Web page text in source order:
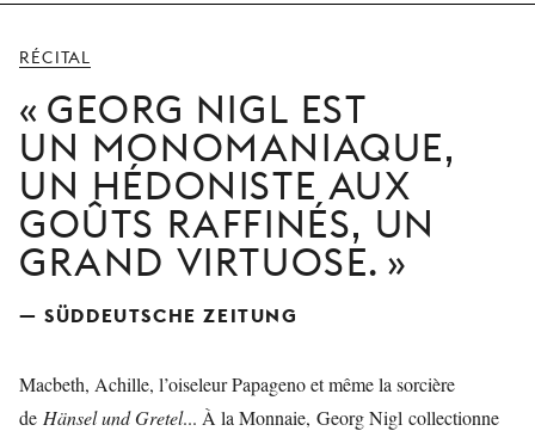
RÉCITAL
GEORG NIGL EST
UN MONOMANIAQUE,
UN HÉDONISTE AUX
GOÛTS RAFFINÉS, UN
GRAND VIRTUOSE.
— SÜDDEUTSCHE ZEITUNG
Macbeth, Achille, l’oiseleur Papageno et même la sorcière
de Hänsel und Gretel... À la Monnaie, Georg Nigl collectionne